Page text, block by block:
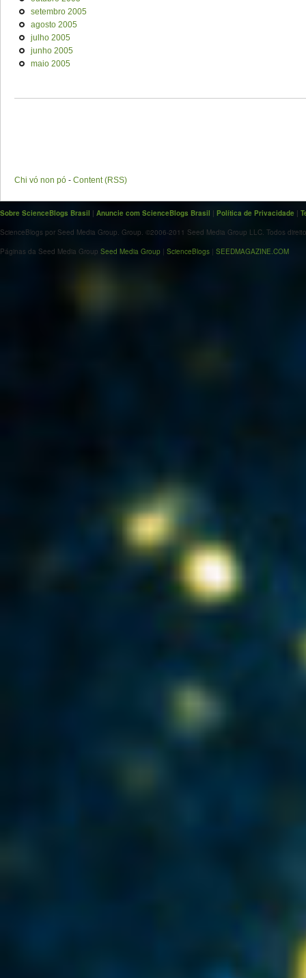
setembro 2005
agosto 2005
julho 2005
junho 2005
maio 2005
Chi vó non pó - Content (RSS)
Sobre ScienceBlogs Brasil | Anuncie com ScienceBlogs Brasil | Política de Privacidade |
ScienceBlogs por Seed Media Group. Group. ©2006-2011 Seed Media Group LLC. Todos
Páginas da Seed Media Group Seed Media Group | ScienceBlogs | SEEDMAGAZINE.COM